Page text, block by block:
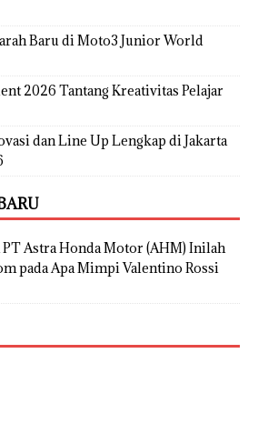
Baru di Moto3 Junior World
2026 Tantang Kreativitas Pelajar
dan Line Up Lengkap di Jakarta
PT Astra Honda Motor (AHM) Inilah
pada Apa Mimpi Valentino Rossi